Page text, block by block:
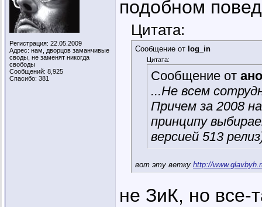
Регистрация: 22.05.2009
Адрес: нам, дворцов заманчивые
своды, не заменят никогда
свободы
Сообщений: 8,925
Спасибо: 381
подобном
Цитата:
Сообщение от log_in
Цитата:
Сообщение от
...Не всем
Причем за 2008
принципу
версией 513
вот эту ветку http://
не ЗиК, но все-